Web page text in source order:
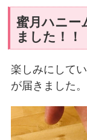
蜜月ハニー
ました！！
楽しみにして
が届きました。